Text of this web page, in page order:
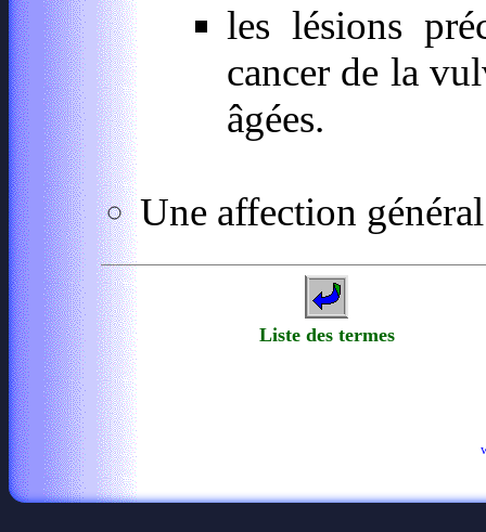
les lésions
cancer de la
âgées.
Une affection
Liste des termes